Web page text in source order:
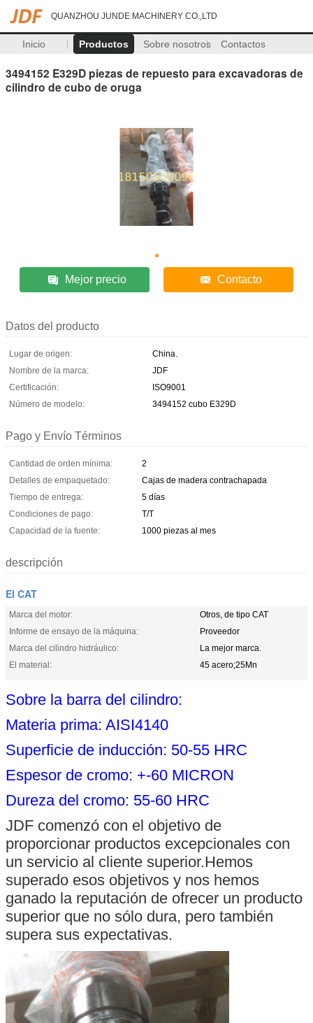
QUANZHOU JUNDE MACHINERY CO.,LTD
Inicio Productos Sobre nosotros Contactos
3494152 E329D piezas de repuesto para excavadoras de
cilindro de cubo de oruga
Mejor precio Contacto
Datos del producto
Lugar de origen:
China.
Nombre de la marca:
JDF
Certificación:
ISO9001
Número de modelo:
3494152 cubo E329D
Pago y Envío Términos
Cantidad de orden mínima:
2
Detalles de empaquetado:
Cajas de madera contrachapada
Tiempo de entrega:
5 días
Condiciones de pago:
T/T
Capacidad de la fuente:
1000 piezas al mes
descripción
El CAT
Marca del motor:
Otros, de tipo CAT
Informe de ensayo de la máquina:
Proveedor
Marca del cilindro hidráulico:
La mejor marca.
El material:
45 acero;25Mn
Sobre la barra del cilindro:
Materia prima: AISI4140
Superficie de inducción: 50-55 HRC
Espesor de cromo: +-60 MICRON
Dureza del cromo: 55-60 HRC
JDF comenzó con el objetivo de
proporcionar productos excepcionales con
un servicio al cliente superior.Hemos
superado esos objetivos y nos hemos
ganado la reputación de ofrecer un producto
superior que no sólo dura, pero también
supera sus expectativas.